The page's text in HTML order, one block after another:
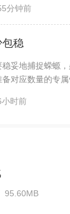
分钟前
包稳
稳妥地捕捉蝾螈
备对应数量的专
小时前
95.60MB